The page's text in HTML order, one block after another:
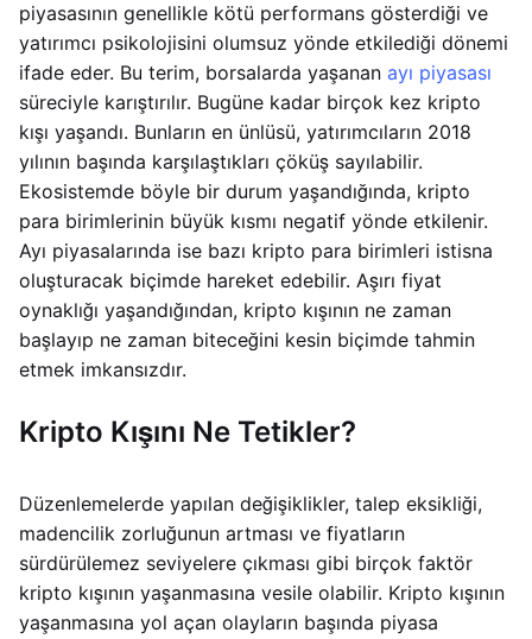
piyasasının genellikle kötü performans gösterdiği ve
yatırımcı psikolojisini olumsuz yönde etkilediği dönemi
ifade eder. Bu terim, borsalarda yaşanan ayı piyasası
süreciyle karıştırılır. Bugüne kadar birçok kez kripto
kışı yaşandı. Bunların en ünlüsü, yatırımcıların 2018
yılının başında karşılaştıkları çöküş sayılabilir.
Ekosistemde böyle bir durum yaşandığında, kripto
para birimlerinin büyük kısmı negatif yönde etkilenir.
Ayı piyasalarında ise bazı kripto para birimleri istisna
oluşturacak biçimde hareket edebilir. Aşırı fiyat
oynaklığı yaşandığından, kripto kışının ne zaman
başlayıp ne zaman biteceğini kesin biçimde tahmin
etmek imkansızdır.
Kripto Kışını Ne Tetikler?
Düzenlemelerde yapılan değişiklikler, talep eksikliği,
madencilik zorluğunun artması ve fiyatların
sürdürülemez seviyelere çıkması gibi birçok faktör
kripto kışının yaşanmasına vesile olabilir. Kripto kışının
yaşanmasına yol açan olayların başında piyasa